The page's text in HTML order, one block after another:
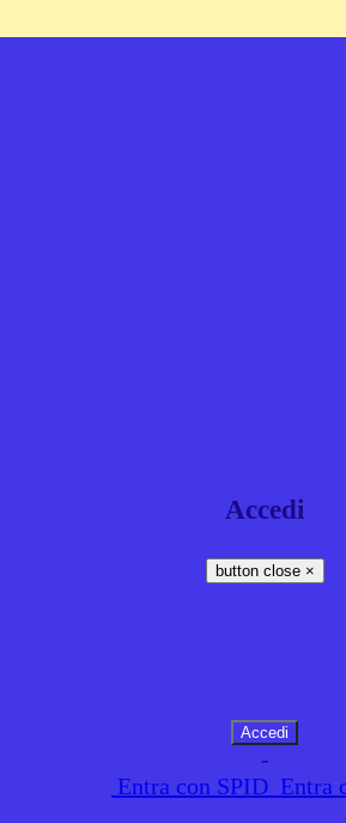
Accedi
button close ×
-
Entra con SPID Entra